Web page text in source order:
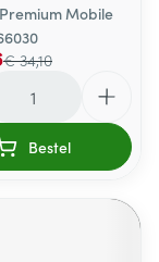
Mobile
€ 34,10
Bestel